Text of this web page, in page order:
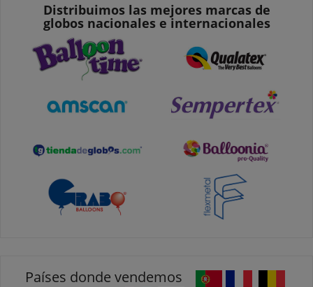
Distribuimos las mejores marcas de
globos nacionales e internacionales
Países donde vendemos